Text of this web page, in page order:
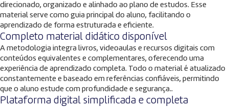
direcionado, organizado e alinhado ao plano de estudos. Esse
material serve como guia principal do aluno, facilitando o
aprendizado de forma estruturada e eficiente.
Completo material didático disponível
A metodologia integra livros, videoaulas e recursos digitais com
conteúdos equivalentes e complementares, oferecendo uma
experiência de aprendizado completa. Todo o material é atualizado
constantemente e baseado em referências confiáveis, permitindo
que o aluno estude com profundidade e segurança..
Plataforma digital simplificada e completa